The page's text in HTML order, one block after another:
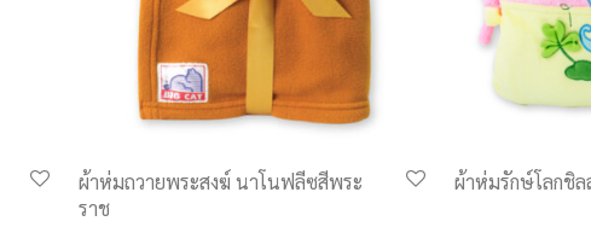
ผ้าห่มถวายพระสงฆ์ นาโนฟลีซสีพระ
ราช
ผ้าห่มรักษ์โลกชิ